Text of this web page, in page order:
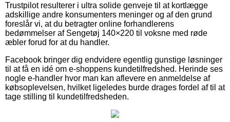
Trustpilot resulterer i ultra solide genveje til at kortlægge
adskillige andre konsumenters meninger og af den grund
foreslår vi, at du betragter online forhandlerens
bedømmelser af Sengetøj 140×220 til voksne med røde
æbler forud for at du handler.
Facebook bringer dig endvidere egentlig gunstige løsninger
til at få en idé om e-shoppens kundetilfredshed. Herinde ses
nogle e-handler hvor man kan aflevere en anmeldelse af
købsoplevelsen, hvilket ligeledes burde drages fordel af til at
tage stilling til kundetilfredsheden.